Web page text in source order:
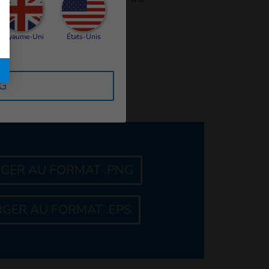
pourra entraîner des
AU FORMAT .PNG
AU FORMAT .EPS
Royaume-Uni États-Unis